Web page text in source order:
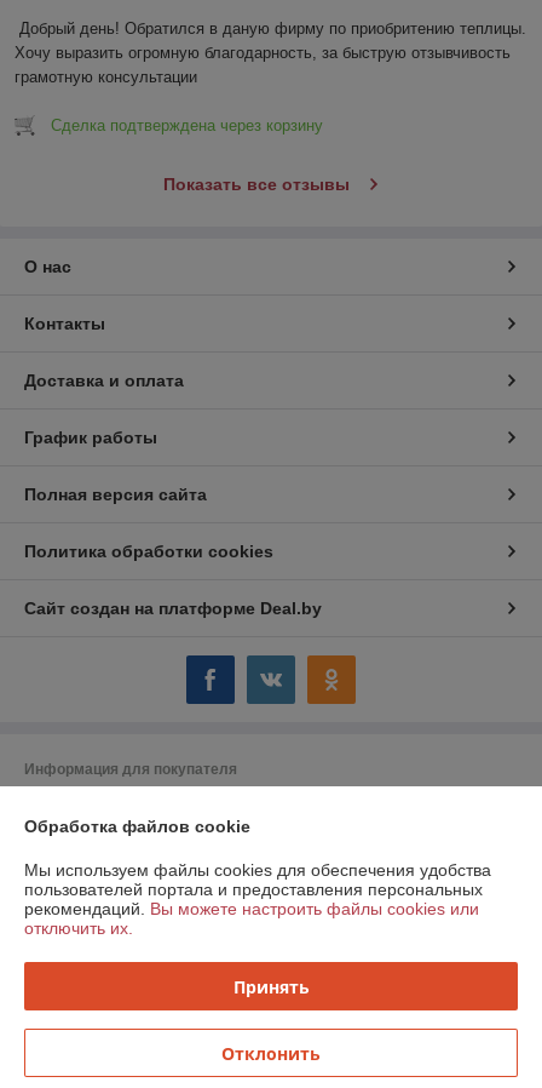
Добрый день! Обратился в даную фирму по приобритению теплицы.
Хочу выразить огромную благодарность, за быструю отзывчивость
грамотную консультации
Сделка подтверждена через корзину
Показать все отзывы
О нас
Контакты
Доставка и оплата
График работы
Полная версия сайта
Политика обработки cookies
Сайт создан на платформе Deal.by
Информация для покупателя
г. Могилёв ул. Челюскинцев 72 А
Регистрационный номер ЕГР: 790753053
УНП: 790753053
Дата регистрации компании: 05.09.2011
Местонахождение книги жалоб и предложений: г. Могилёв ул.
Челюскинцев, 72 А
Обработка файлов cookie
Мы используем файлы cookies для обеспечения удобства
пользователей портала и предоставления персональных
рекомендаций. Вы можете настроить файлы cookies или
отключить их.
Принять
Отклонить